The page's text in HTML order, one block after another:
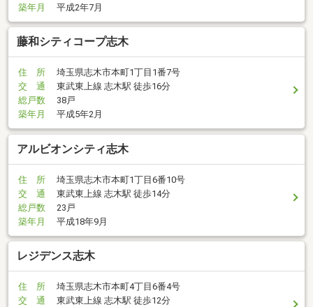
築年月
平成2年7月
藤和シティコープ志木
住 所
埼玉県志木市本町1丁目1番7号
交 通
東武東上線 志木駅 徒歩16分
総戸数
38戸
築年月
平成5年2月
アルビオンシティ志木
住 所
埼玉県志木市本町1丁目6番10号
交 通
東武東上線 志木駅 徒歩14分
総戸数
23戸
築年月
平成18年9月
レジデンス志木
住 所
埼玉県志木市本町4丁目6番4号
交 通
東武東上線 志木駅 徒歩12分